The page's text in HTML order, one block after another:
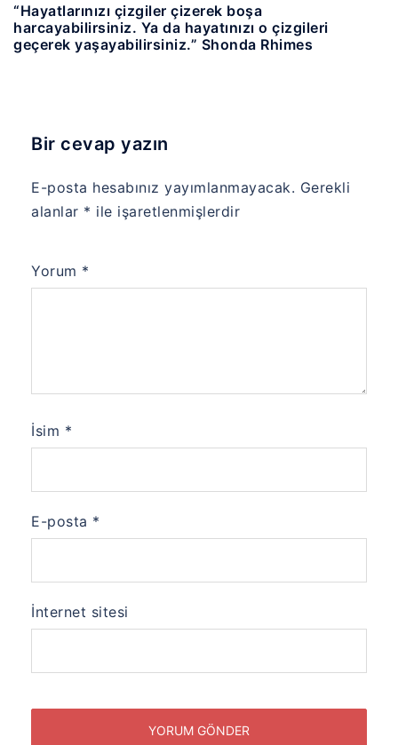
“Hayatlarınızı çizgiler çizerek boşa
harcayabilirsiniz. Ya da hayatınızı o çizgileri
geçerek yaşayabilirsiniz.” Shonda Rhimes
Bir cevap yazın
E-posta hesabınız yayımlanmayacak. Gerekli
alanlar * ile işaretlenmişlerdir
Yorum *
İsim *
E-posta *
İnternet sitesi